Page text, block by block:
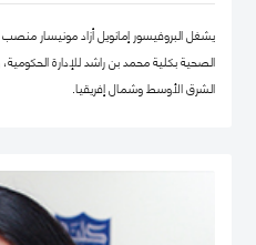
يشغل البروفيسور إمانويل أزاد مونيسار
الصحية بكلية محمد بن راشد للإدارة
الشرق الأوسط وشمال إفريقيا.